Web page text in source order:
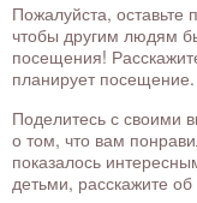
Пожалуйста,
чтобы другим людям
посещения!
планирует посещение.
Поделитесь с своими
о том, что вам
показалось
детьми, расскажите